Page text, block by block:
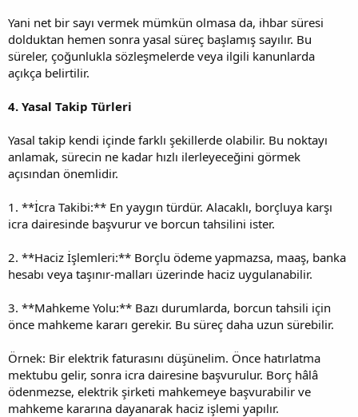
Yani net bir sayı vermek mümkün olmasa da, ihbar süresi
dolduktan hemen sonra yasal süreç başlamış sayılır. Bu
süreler, çoğunlukla sözleşmelerde veya ilgili kanunlarda
açıkça belirtilir.
4. Yasal Takip Türleri
Yasal takip kendi içinde farklı şekillerde olabilir. Bu noktayı
anlamak, sürecin ne kadar hızlı ilerleyeceğini görmek
açısından önemlidir.
1. **İcra Takibi:** En yaygın türdür. Alacaklı, borçluya karşı
icra dairesinde başvurur ve borcun tahsilini ister.
2. **Haciz İşlemleri:** Borçlu ödeme yapmazsa, maaş, banka
hesabı veya taşınır-malları üzerinde haciz uygulanabilir.
3. **Mahkeme Yolu:** Bazı durumlarda, borcun tahsili için
önce mahkeme kararı gerekir. Bu süreç daha uzun sürebilir.
Örnek: Bir elektrik faturasını düşünelim. Önce hatırlatma
mektubu gelir, sonra icra dairesine başvurulur. Borç hâlâ
ödenmezse, elektrik şirketi mahkemeye başvurabilir ve
mahkeme kararına dayanarak haciz işlemi yapılır.